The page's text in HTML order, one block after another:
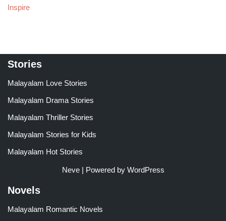
Inspire
Stories
Malayalam Love Stories
Malayalam Drama Stories
Malayalam Thriller Stories
Malayalam Stories for Kids
Malayalam Hot Stories
Neve| Powered by WordPress
Novels
Malayalam Romantic Novels